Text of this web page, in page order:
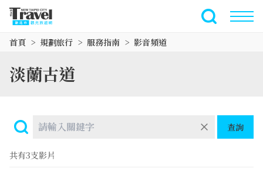
全文檢索
首頁 規劃旅行 服務指南 影音頻道
淡蘭古道
查詢
共有3支影片